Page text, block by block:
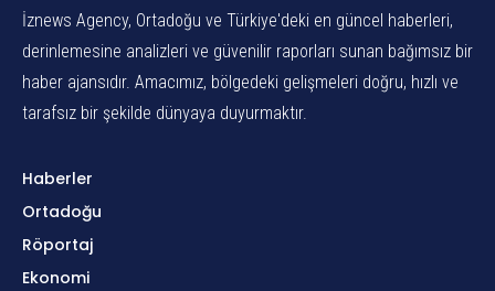
İznews Agency, Ortadoğu ve Türkiye'deki en güncel haberleri,
derinlemesine analizleri ve güvenilir raporları sunan bağımsız bir
haber ajansıdır. Amacımız, bölgedeki gelişmeleri doğru, hızlı ve
tarafsız bir şekilde dünyaya duyurmaktır.
Haberler
Ortadoğu
Röportaj
Ekonomi